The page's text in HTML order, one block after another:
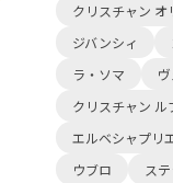
クリスチャン オ
ジバンシィ
ラ・ソマ
クリスチャン ル
エルベシャプリ
ウブロ
ス